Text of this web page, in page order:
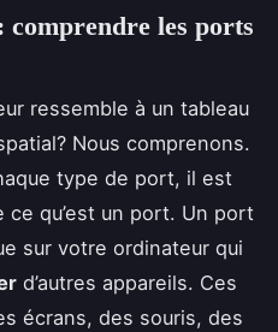
les ports
ressemble à un tableau
Nous comprenons.
type de port, il est
qu’est un port. Un port
sur votre ordinateur qui
d’autres appareils. Ces
écrans, des souris, des